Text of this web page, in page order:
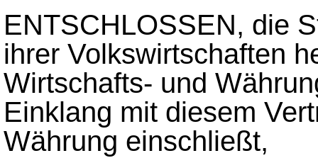
ENTSCHLOSSEN, die
ihrer Volkswirtschaften
Wirtschafts- und
Einklang mit diesem
Währung einschließt,